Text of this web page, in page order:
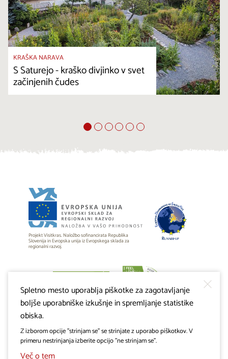
KRAŠKA NARAVA
S Saturejo - kraško divjinko v svet
začinjenih čudes
Projekt Visitkras. Naložbo sofinancirata Republika
Slovenija in Evropska unija iz Evropskega sklada za
regionalni razvoj.
Spletno mesto uporablja piškotke za zagotavljanje
boljše uporabniške izkušnje in spremljanje statistike
obiska.
Z izborom opcije "strinjam se" se strinjate z uporabo piškotkov. V
primeru nestrinjanja izberite opcijo "ne strinjam se".
Več o tem